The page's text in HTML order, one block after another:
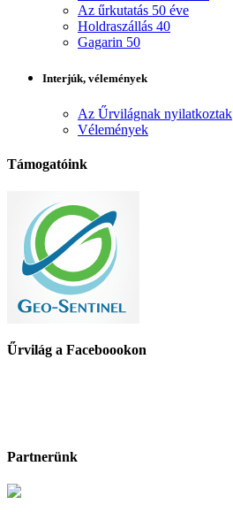
Az űrkutatás 50 éve
Holdraszállás 40
Gagarin 50
Interjúk, vélemények
Az Űrvilágnak nyilatkoztak
Vélemények
Támogatóink
Űrvilág a Faceboookon
Partnerünk